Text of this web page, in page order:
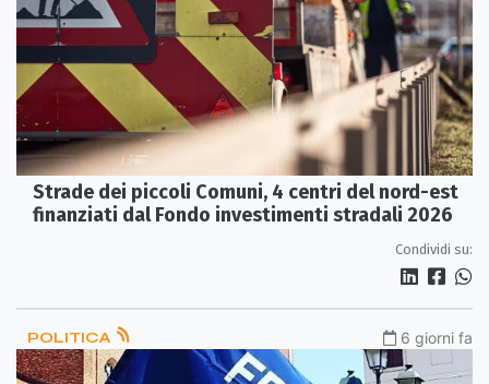
Strade dei piccoli Comuni, 4 centri del nord-est
finanziati dal Fondo investimenti stradali 2026
Condividi su:
POLITICA 6 giorni fa